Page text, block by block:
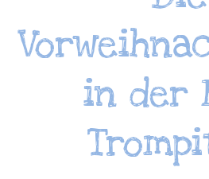
in der